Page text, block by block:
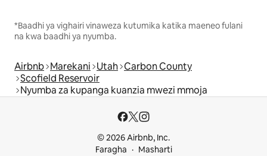
*Baadhi ya vighairi vinaweza kutumika katika maeneo fulani
na kwa baadhi ya nyumba.
Airbnb Marekani Utah Carbon County
Scofield Reservoir
Nyumba za kupanga kuanzia mwezi mmoja
© 2026 Airbnb, Inc.
Faragha
Masharti